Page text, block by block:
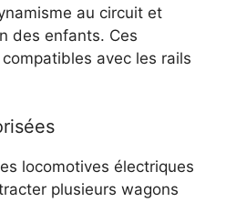
au circuit et
des enfants. Ces
avec les rails
locomotives électriques
plusieurs wagons